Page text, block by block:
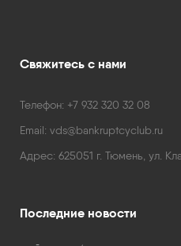
Свяжитесь с нами
Телефон: +7 932 320 32 08
Email: vds@bankruptcyclub.ru
Адрес: 625051 г. Тюмень, ул.
Последние новости